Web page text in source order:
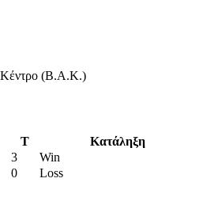
Κέντρο (Β.Α.Κ.)
T
Κατάληξη
3
Win
0 Loss